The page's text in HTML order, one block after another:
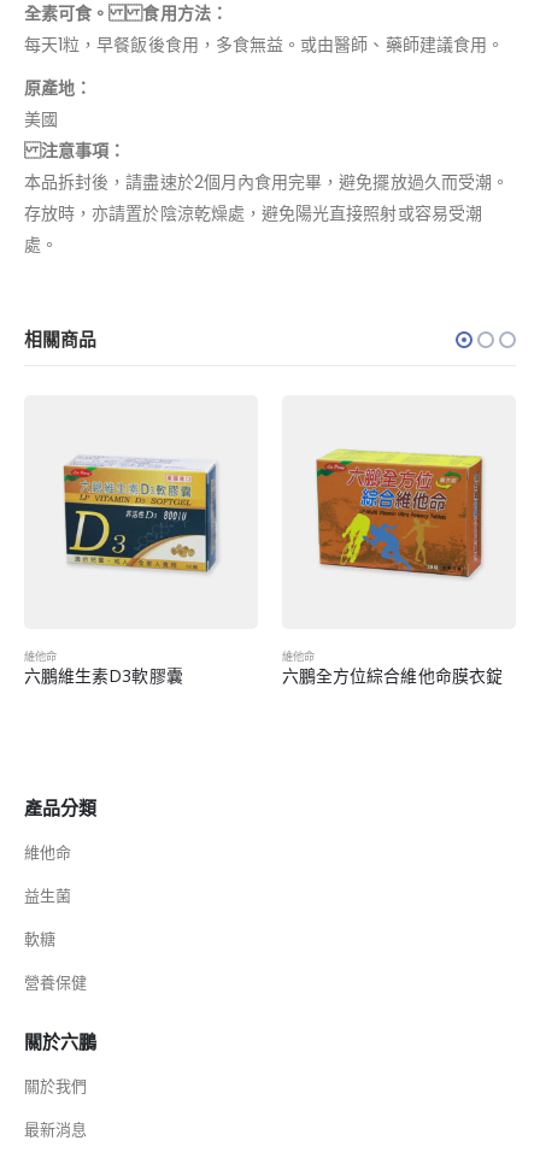
全素可食。 食用方法：
每天1粒，早餐飯後食用，多食無益。或由醫師、藥師建議食用。
原產地：
美國
注意事項：
本品拆封後，請盡速於2個月內食用完畢，避免擺放過久而受潮。
存放時，亦請置於陰涼乾燥處，避免陽光直接照射或容易受潮
處。
相關商品
囊 六鵬全方位綜合維他命膜衣錠
產品分類
維他命
益生菌
軟糖
營養保健
關於六鵬
關於我們
最新消息